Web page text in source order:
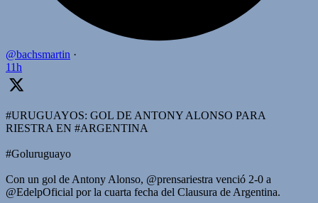
@bachsmartin ·
11h
#URUGUAYOS: GOL DE ANTONY ALONSO PARA
RIESTRA EN #ARGENTINA
#Goluruguayo
Con un gol de Antony Alonso, @prensariestra venció 2-0 a
@EdelpOficial por la cuarta fecha del Clausura de Argentina.